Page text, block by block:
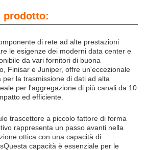
prodotto:
di rete ad alte prestazioni
le esigenze dei moderni data center e
da vari fornitori di buona
Finisar e Juniper, offre un'eccezionale
la trasmissione di dati ad alta
per l'aggregazione di più canali da 10
ed efficiente.
trascettore a piccolo fattore di forma
rappresenta un passo avanti nella
ottica.con una capacità di
capacità è essenziale per le